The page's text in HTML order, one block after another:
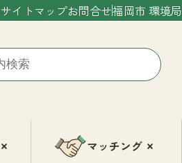
サイトマップお問合せ福岡市 環境局
マッチング